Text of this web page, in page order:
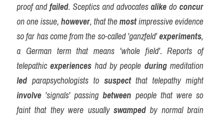
proof and failed. Sceptics and advocates alike do concur
on one issue, however, that the most impressive evidence
so far has come from the so-called 'ganzfeld' experiments,
a German term that means 'whole field'. Reports of
telepathic experiences had by people during
led parapsychologists to suspect
that telepathy might
involve 'signals' passing between people that were so
faint that they were usually swamped